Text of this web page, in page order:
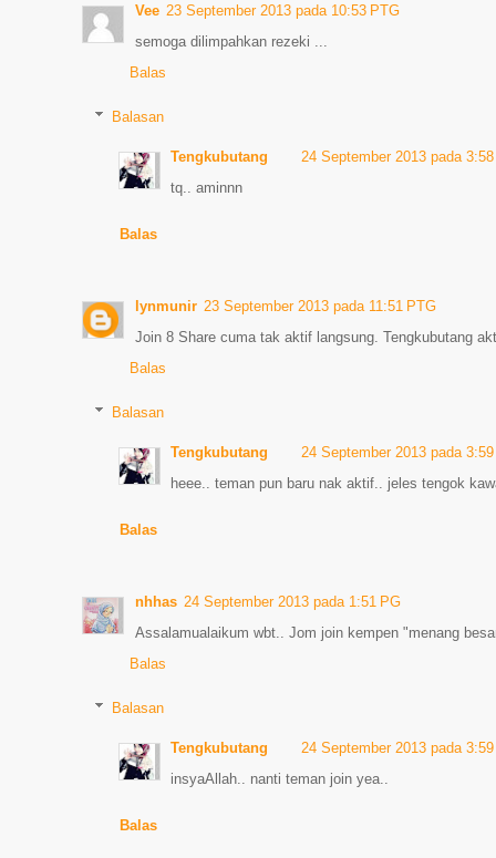
Vee 23 September 2013 pada 10:53 PTG
semoga dilimpahkan rezeki ...
Balas
Balasan
Tengkubutang
24 September 2013 pada
tq.. aminnn
Balas
lynmunir 23 September 2013 pada 11:51 PTG
Join 8 Share cuma tak aktif langsung. Tengkubutang
Balas
Balasan
Tengkubutang
24 September 2013 pada
heee.. teman pun baru nak aktif.. jeles tengok
Balas
nhhas 24 September 2013 pada 1:51 PG
Assalamualaikum wbt.. Jom join kempen "menang
Balas
Balasan
Tengkubutang
24 September 2013 pada
insyaAllah.. nanti teman join yea..
Balas